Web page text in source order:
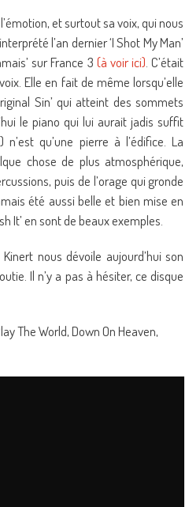
et surtout sa voix, qui nous
l’an dernier ‘I Shot My Man’
sur France 3 (à voir ici) . C’était
Elle en fait de même lorsqu’elle
Sin’ qui atteint des sommets
le piano qui lui aurait jadis suffit
qu’une pierre à l’édifice. La
chose de plus atmosphérique,
puis de l’orage qui gronde
été aussi belle et bien mise en
It’ en sont de beaux exemples.
Kinert nous dévoile aujourd’hui son
Il n’y a pas à hésiter, ce disque
The World, Down On Heaven,